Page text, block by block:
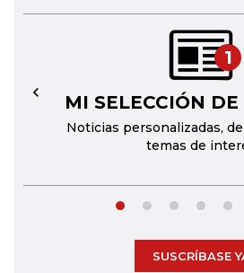
1
MI SELECCIÓN
Noticias personalizadas,
temas de
←
SUSCRÍBASE